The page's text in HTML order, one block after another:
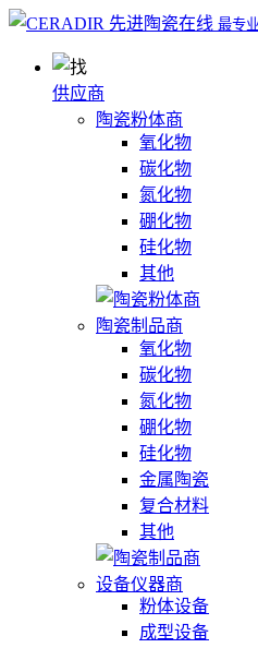
最专
供应商
陶瓷粉体商
氧化物
碳化物
氮化物
硼化物
硅化物
其他
陶瓷制品商
氧化物
碳化物
氮化物
硼化物
硅化物
金属陶瓷
复合材料
其他
设备仪器商
粉体设备
成型设备